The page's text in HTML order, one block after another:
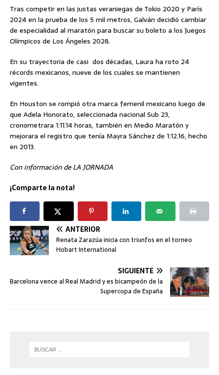
Tras competir en las justas veraniegas de Tokio 2020 y París
2024 en la prueba de los 5 mil metros, Galván decidió cambiar
de especialidad al maratón para buscar su boleto a los Juegos
Olímpicos de Los Ángeles 2028.
En su trayectoria de casi dos décadas, Laura ha roto 24
récords mexicanos, nueve de los cuales se mantienen
vigentes.
En Houston se rompió otra marca femenil mexicano luego de
que Adela Honorato, seleccionada nacional Sub 23,
cronometrara 1:11.14 horas, también en Medio Maratón y
mejorara el registro que tenía Mayra Sánchez de 1:12.16, hecho
en 2013.
Con información de LA JORNADA
¡Comparte la nota!
ANTERIOR
Renata Zarazúa inicia con triunfos en el torneo
Hobart International
SIGUIENTE
Barcelona vence al Real Madrid y es bicampeón de la
Supercopa de España